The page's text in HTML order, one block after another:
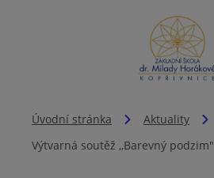
Úvodní stránka
Aktuality
Výtvarná soutěž ,,Barevný podzim"